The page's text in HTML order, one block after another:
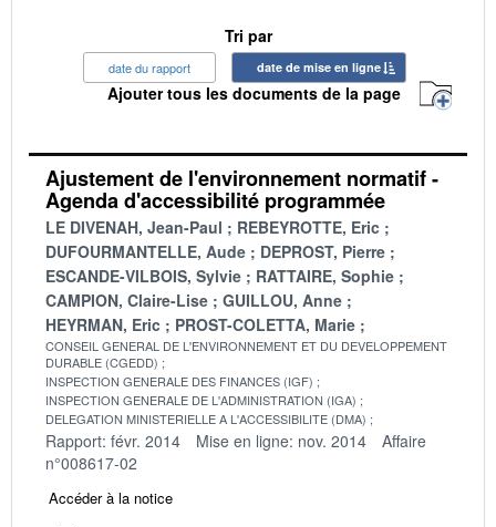
Tri par
date du rapport date de mise en ligne
Ajouter tous les documents de la page
Ajustement de l'environnement normatif -
Agenda d'accessibilité programmée
LE DIVENAH, Jean-Paul
REBEYROTTE, Eric
DUFOURMANTELLE, Aude
DEPROST, Pierre
ESCANDE-VILBOIS, Sylvie
RATTAIRE, Sophie
CAMPION, Claire-Lise
GUILLOU, Anne
HEYRMAN, Eric
PROST-COLETTA, Marie
CONSEIL GENERAL DE L'ENVIRONNEMENT ET DU DEVELOPPEMENT
DURABLE (CGEDD)
INSPECTION GENERALE DES FINANCES (IGF)
INSPECTION GENERALE DE L'ADMINISTRATION (IGA)
DELEGATION MINISTERIELLE A L'ACCESSIBILITE (DMA)
Rapport: févr. 2014 Mise en ligne: nov. 2014
Affaire
n°008617-02
Accéder à la notice